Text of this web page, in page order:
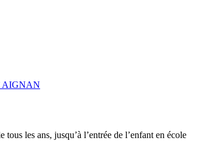
AIGNAN
les ans, jusqu’à l’entrée de l’enfant en école